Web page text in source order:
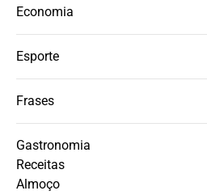
Economia
Esporte
Frases
Gastronomia
Receitas
Almoço